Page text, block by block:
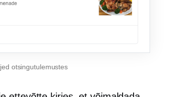
otsingutulemustes